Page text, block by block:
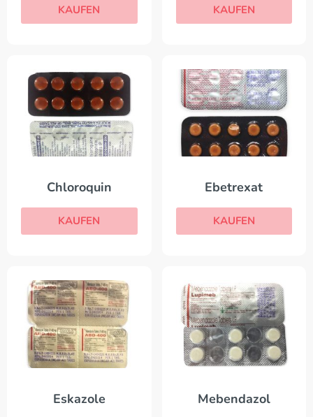
KAUFEN KAUFEN
Chloroquin
KAUFEN
Ebetrexat
KAUFEN
Eskazole Mebendazol